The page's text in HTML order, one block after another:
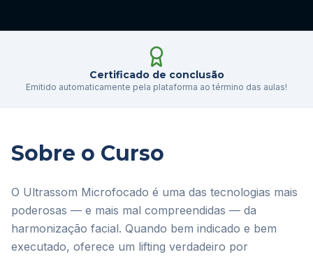
Certificado de conclusão
Emitido automaticamente pela plataforma ao término das aulas!
Sobre o Curso
O Ultrassom Microfocado é uma das tecnologias mais
poderosas — e mais mal compreendidas — da
harmonização facial. Quando bem indicado e bem
executado, oferece um lifting verdadeiro por